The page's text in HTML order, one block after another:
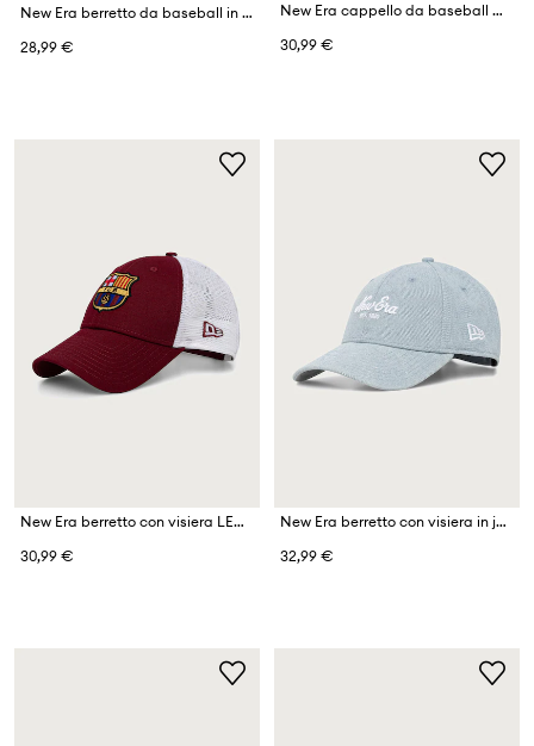
New Era berretto da baseball in cotone LEAGUE ESSENTIAL 9TWENTY®
28,99 €
New Era cappello da baseball MLB RECYCLED 9FORTY®
30,99 €
New Era berretto con visiera LEAGUE 9FORTY® BARCELONA FC
30,99 €
New Era berretto con visiera in jeans DENIM 9FORTY®
32,99 €